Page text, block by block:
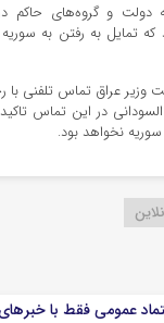
دولت و گروه‌های حاکم
که تمایل به رفتن به
وزیر عراق تماس تلفنی
در این تماس تاکید
نخواهد بود.
عمومی فقط با